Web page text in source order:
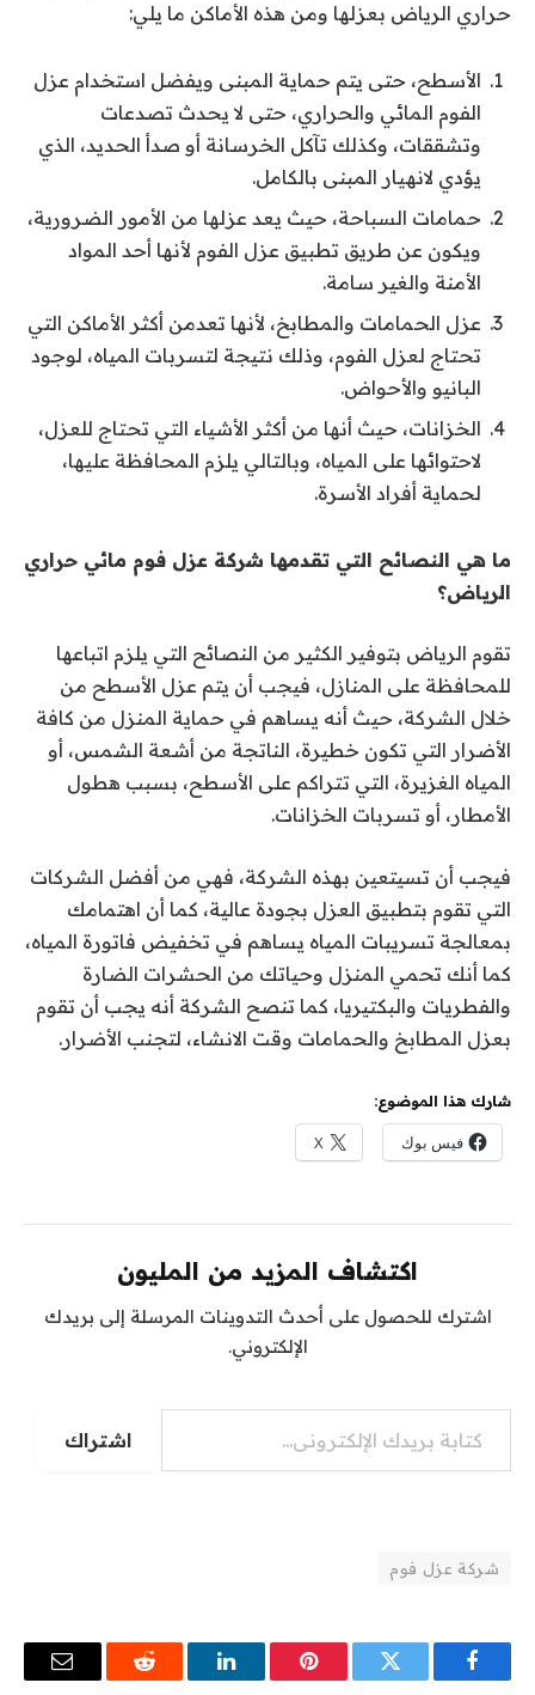
حراري الرياض بعزلها ومن هذه الأماكن ما يلي:
الأسطح، حتى يتم حماية المبنى ويفضل استخدام عزل
الفوم المائي والحراري، حتى لا يحدث تصدعات
وتشققات، وكذلك تآكل الخرسانة أو صدأ الحديد، الذي
يؤدي لانهيار المبنى بالكامل.
حمامات السباحة، حيث يعد عزلها من الأمور الضرورية،
ويكون عن طريق تطبيق عزل الفوم لأنها أحد المواد
الأمنة والغير سامة.
عزل الحمامات والمطابخ، لأنها تعدمن أكثر الأماكن التي
تحتاج لعزل الفوم، وذلك نتيجة لتسربات المياه، لوجود
البانيو والأحواض.
الخزانات، حيث أنها من أكثر الأشياء التي تحتاج للعزل،
لاحتوائها على المياه، وبالتالي يلزم المحافظة عليها،
لحماية أفراد الأسرة.
ما هي النصائح التي تقدمها شركة عزل فوم مائي حراري
الرياض؟
تقوم الرياض بتوفير الكثير من النصائح التي يلزم اتباعها
للمحافظة على المنازل، فيجب أن يتم عزل الأسطح من
خلال الشركة، حيث أنه يساهم في حماية المنزل من كافة
الأضرار التي تكون خطيرة، الناتجة من أشعة الشمس، أو
المياه الغزيرة، التي تتراكم على الأسطح، بسبب هطول
الأمطار، أو تسربات الخزانات.
فيجب أن تسيتعين بهذه الشركة، فهي من أفضل الشركات
التي تقوم بتطبيق العزل بجودة عالية، كما أن اهتمامك
بمعالجة تسريبات المياه يساهم في تخفيض فاتورة المياه،
كما أنك تحمي المنزل وحياتك من الحشرات الضارة
والفطريات والبكتيريا، كما تنصح الشركة أنه يجب أن تقوم
بعزل المطابخ والحمامات وقت الانشاء، لتجنب الأضرار.
شارك هذا الموضوع:
فيس بوك X
اكتشاف المزيد من المليون
اشترك للحصول على أحدث التدوينات المرسلة إلى بريدك
الإلكتروني.
كتابة بريدك الإلكتروني...
اشتراك
شركة عزل فوم
فيسبوك تويتر بينتيريستلينكدإن رديت
البريد